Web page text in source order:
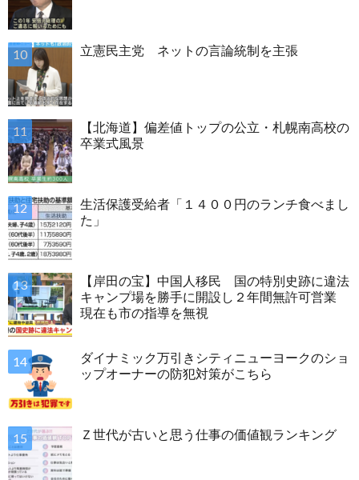
立憲民主党 ネットの言論統制を主張
【北海道】偏差値トップの公立・札幌南高校の
卒業式風景
生活保護受給者「１４００円のランチ食べまし
た」
【岸田の宝】中国人移民 国の特別史跡に違法
キャンプ場を勝手に開設し２年間無許可営業
現在も市の指導を無視
ダイナミック万引きシティニューヨークのショ
ップオーナーの防犯対策がこちら
Ｚ世代が古いと思う仕事の価値観ランキング